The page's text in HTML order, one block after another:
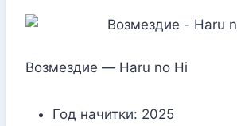
Возмездие — Haru no Hi
Год начитки: 2025